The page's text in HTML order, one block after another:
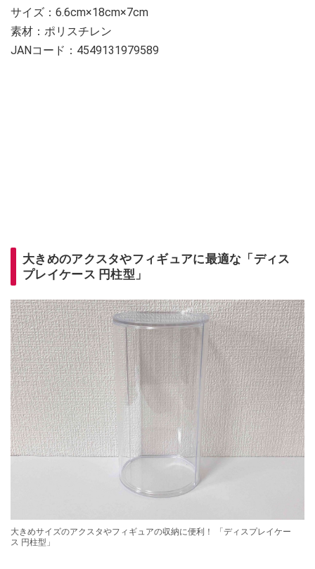
サイズ：6.6cm×18cm×7cm
素材：ポリスチレン
JANコード：4549131979589
大きめのアクスタやフィギュアに最適な「ディス
プレイケース 円柱型」
大きめサイズのアクスタやフィギュアの収納に便利！ 「ディスプレイケー
ス 円柱型」